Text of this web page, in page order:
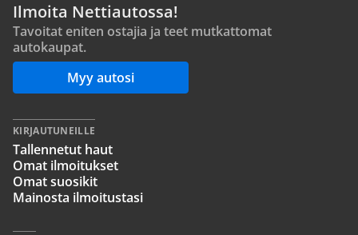
Ilmoita Nettiautossa!
Tavoitat eniten ostajia ja teet mutkattomat
autokaupat.
Myy autosi
KIRJAUTUNEILLE
Tallennetut haut
Omat ilmoitukset
Omat suosikit
Mainosta ilmoitustasi